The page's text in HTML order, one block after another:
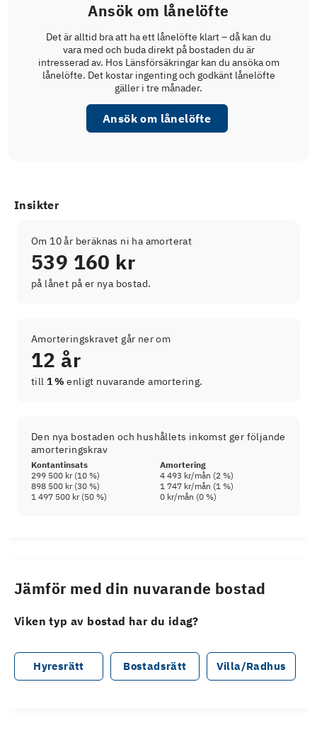
Ansök om lånelöfte
Det är alltid bra att ha ett lånelöfte klart – då kan du
vara med och buda direkt på bostaden du är
intresserad av. Hos Länsförsäkringar kan du ansöka om
lånelöfte. Det kostar ingenting och godkänt lånelöfte
gäller i tre månader.
Ansök om lånelöfte
Insikter
Om 10 år beräknas ni ha amorterat
539 160 kr
på lånet på er nya bostad.
Amorteringskravet går ner om
12 år
till 1 % enligt nuvarande amortering.
Den nya bostaden och hushållets inkomst ger följande
amorteringskrav
Kontantinsats
Amortering
299 500 kr(10 %) 4 493 kr/mån (2 %)
898 500 kr(30 %) 1 747 kr/mån (1 %)
1 497 500 kr(50 %) 0 kr/mån (0 %)
Jämför med din nuvarande bostad
Viken typ av bostad har du idag?
Hyresrätt Bostadsrätt Villa/Radhus